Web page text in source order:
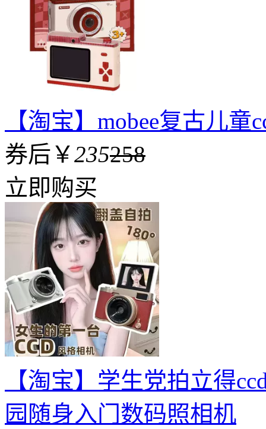
【淘宝】mobee复古儿
券后￥235258
立即购买
【淘宝】学生党拍立得
园随身入门数码照相机